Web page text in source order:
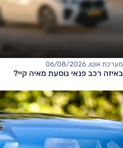
מערכת אוטו, 06/08/2026
באיזה רכב פנאי נוסעת מאיה קיי?